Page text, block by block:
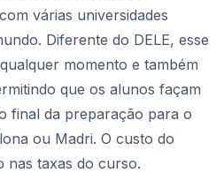
várias universidades
Diferente do DELE, esse
momento e também
que os alunos façam
final da preparação para o
ou Madri. O custo do
nas taxas do curso.